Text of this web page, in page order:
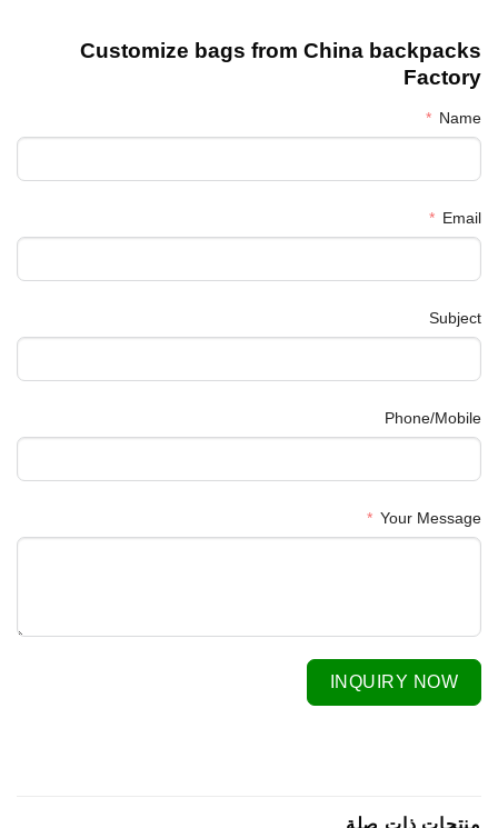
Customize bags from China backpacks
Factory
Name
Email
Subject
Phone/Mobile
Your Message
INQUIRY NOW
منتجات ذات صلة